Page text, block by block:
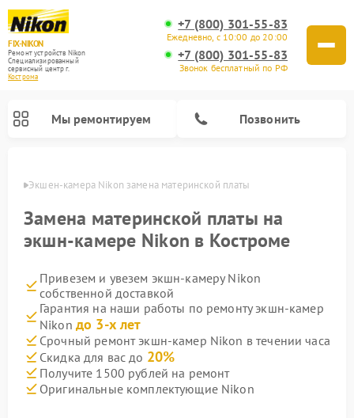
FIX-NIKON
Ремонт устройств Nikon
Специализированный
cервисный центр г.
Кострома
+7 (800) 301-55-83
Ежедневно, с 10:00 до 20:00
+7 (800) 301-55-83
Звонок бесплатный по РФ
Мы ремонтируем Позвонить
Экшен-камера Nikon замена материнской платы
Замена материнской платы на
экшн-камере Nikon в Костроме
Привезем и увезем экшн-камеру Nikon
собственной доставкой
Гарантия на наши работы по ремонту экшн-камер
Nikon до 3-х лет
Срочный ремонт экшн-камер Nikon в течении часа
Скидка для вас до 20%
Получите 1500 рублей на ремонт
Оригинальные комплектующие Nikon